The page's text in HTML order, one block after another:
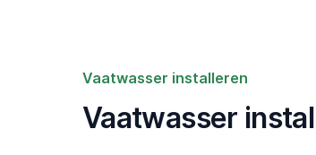
Vaatwasser installeren
Vaatwasser